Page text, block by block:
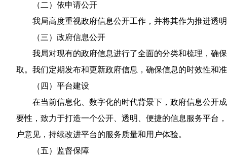
（二）依申请公开
我局高度重视政府信息公开工作，并将其作为推进透
（三）政府信息公开
我局对现有的政府信息进行了全面的分类和梳理，确
取。我们定期发布和更新政府信息，确保信息的时效性和
（四）平台建设
在当前信息化、数字化的时代背景下，政府信息公开
要性，致力于打造一个公开、透明、便捷的信息服务平台
户意见，持续改进平台的服务质量和用户体验。
（五）监督保障